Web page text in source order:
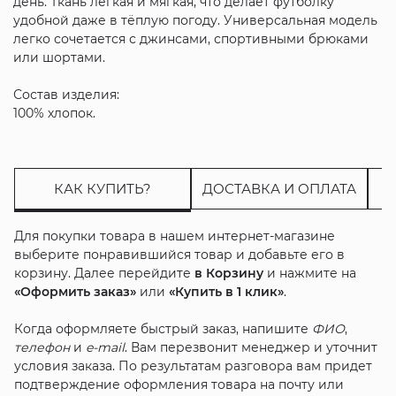
удобной даже в тёплую погоду. Универсальная модель
легко сочетается с джинсами, спортивными брюками
или шортами.
Состав изделия:
100% хлопок.
КАК КУПИТЬ? ДОСТАВКА И ОПЛАТА
Для покупки товара в нашем интернет-магазине
выберите понравившийся товар и добавьте его в
корзину. Далее перейдите в Корзинуи нажмите на
«Оформить заказ»или «Купить в 1 клик».
Когда оформляете быстрый заказ, напишите ФИО,
телефони e-mail. Вам перезвонит менеджер и уточнит
условия заказа. По результатам разговора вам придет
подтверждение оформления товара на почту или